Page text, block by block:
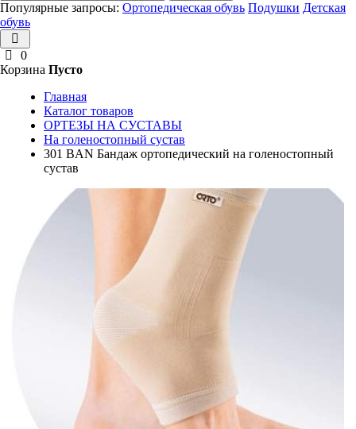
Популярные запросы: Ортопедическая обувь Подушки Детская
обувь
0
Корзина Пусто
Главная
Каталог товаров
ОРТЕЗЫ НА СУСТАВЫ
На голеностопный сустав
301 BAN Бандаж ортопедический на голеностопный
сустав